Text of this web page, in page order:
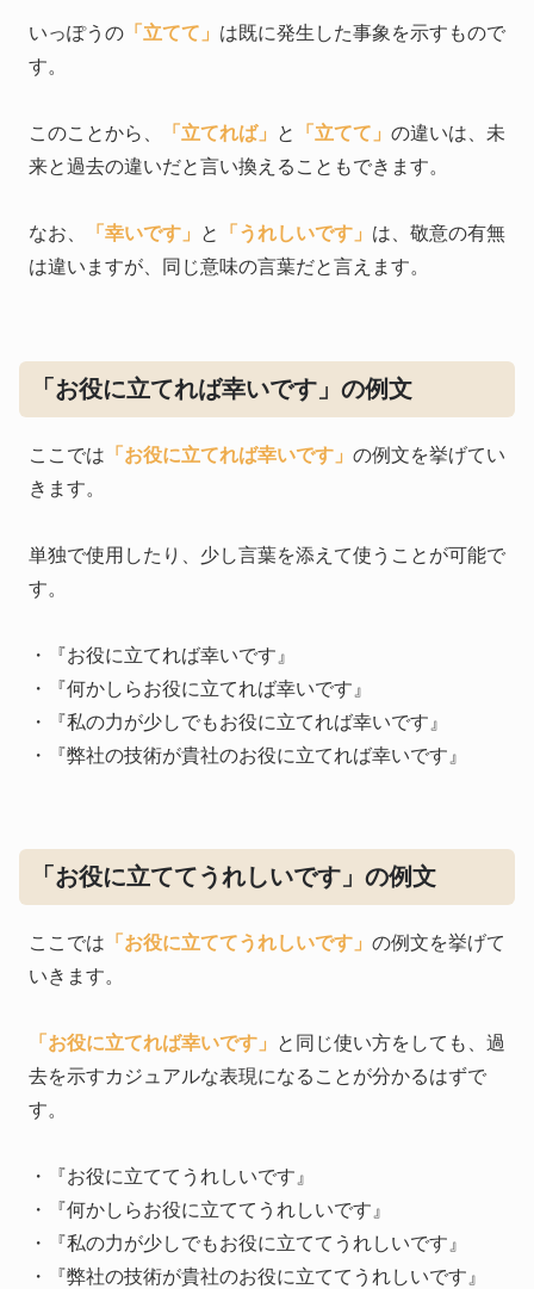
いっぽうの 「立てて」 は既に発生した事象を示すもので
す。
このことから、 「立てれば」 と 「立てて」 の違いは、未
来と過去の違いだと言い換えることもできます。
なお、 「幸いです」 と 「うれしいです」 は、敬意の有無
は違いますが、同じ意味の言葉だと言えます。
「お役に立てれば幸いです」の例文
ここでは 「お役に立てれば幸いです」 の例文を挙げてい
きます。
単独で使用したり、少し言葉を添えて使うことが可能で
す。
・『お役に立てれば幸いです』
・『何かしらお役に立てれば幸いです』
・『私の力が少しでもお役に立てれば幸いです』
・『弊社の技術が貴社のお役に立てれば幸いです』
「お役に立ててうれしいです」の例文
ここでは 「お役に立ててうれしいです」 の例文を挙げて
いきます。
「お役に立てれば幸いです」
と同じ使い方をしても、過
去を示すカジュアルな表現になることが分かるはずで
す。
・『お役に立ててうれしいです』
・『何かしらお役に立ててうれしいです』
・『私の力が少しでもお役に立ててうれしいです』
・『弊社の技術が貴社のお役に立ててうれしいです』